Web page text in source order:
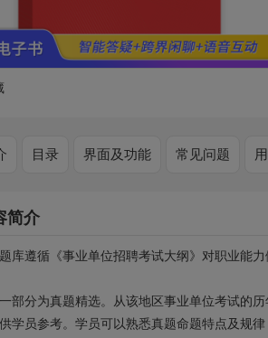
目录 界面及功能 常见问题
简介
库遵循《事业单位招聘考试大纲》对职业能
部分为真题精选。从该地区事业单位考试的
学员参考。学员可以熟悉真题命题特点及规律